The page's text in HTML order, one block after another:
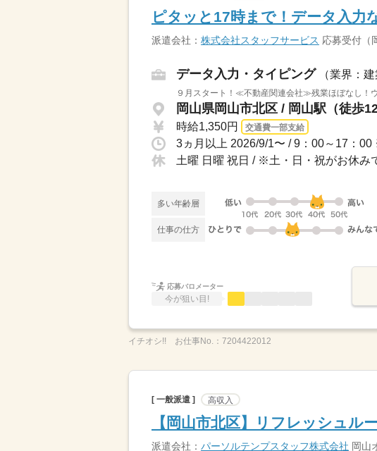
ピタッと17時まで！データ入力
派遣会社： 株式会社スタッフサービス 応募受付（
データ入力・タイピング （業界：
９月スタート！≪不動産関連会社≫残業ほぼなし
岡山県岡山市北区 / 岡山駅（徒歩12
時給1,350円 交通費一部支給
土曜 日曜 祝日 / ※土・日・祝がお休み
多い年齢層
仕事の仕方
応募バロメーター
今が狙い目!
イチオシ!! お仕事No.： 7204422012
[ 一般派遣 ] 高収入
【岡山市北区】リフレッシュ
派遣会社： パーソルテンプスタッフ株式会社 岡山